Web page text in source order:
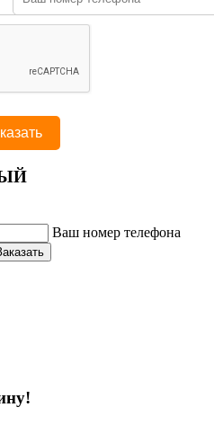
Ваш номер телефона